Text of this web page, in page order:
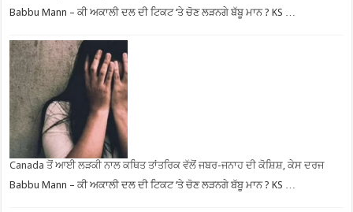
Babbu Mann – ਕੀ ਅਕਾਲੀ ਦਲ ਦੀ ਟਿਕਟ ‘ਤੇ ਚੋਣ ਲੜਨਗੇ ਬੱਬੂ ਮਾਨ ? KS …
Canada ਤੋਂ ਆਈ ਲੜਕੀ ਨਾਲ ਕਥਿਤ ਤਾਂਤਰਿਕ ਵੱਲੋਂ ਜਬਰ-ਜਨਾਹ ਦੀ ਕੋਸ਼ਿਸ਼, ਕੇਸ ਦਰਜ
Babbu Mann – ਕੀ ਅਕਾਲੀ ਦਲ ਦੀ ਟਿਕਟ ‘ਤੇ ਚੋਣ ਲੜਨਗੇ ਬੱਬੂ ਮਾਨ ? KS …